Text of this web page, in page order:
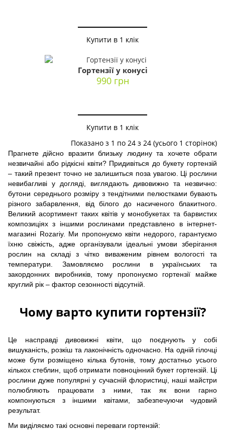
Купити в 1 клік
Гортензії у конусі
990 грн
Купити в 1 клік
Показано з 1 по 24 з 24 (усього 1 сторінок)
Прагнете дійсно вразити близьку людину та хочете обрати
незвичайні або рідкісні квіти? Придивіться до букету гортензій
– такий презент точно не залишиться поза увагою. Ці рослини
невибагливі у догляді, виглядають дивовижно та незвично:
бутони середнього розміру з тендітними пелюстками бувають
різного забарвлення, від білого до насиченого блакитного.
Великий асортимент таких квітів у монобукетах та барвистих
композиціях з іншими рослинами представлено в інтернет-
магазині Rozariy. Ми пропонуємо квіти недорого, гарантуємо
їхню свіжість, адже організували ідеальні умови зберігання
рослин на складі з чітко виваженим рівнем вологості та
температури. Замовляємо рослини в українських та
закордонних виробників, тому пропонуємо гортензії майже
круглий рік – фактор сезонності відсутній.
Чому варто купити гортензії?
Це насправді дивовижні квіти, що поєднують у собі
вишуканість, розкіш та лаконічність одночасно. На одній гілочці
може бути розміщено кілька бутонів, тому достатньо усього
кількох стеблин, щоб отримати повноцінний букет гортензій. Ці
рослини дуже популярні у сучасній флористиці, наші майстри
полюбляють працювати з ними, так як вони гарно
компонуються з іншими квітами, забезпечуючи чудовий
результат.
Ми виділяємо такі основні переваги гортензій: